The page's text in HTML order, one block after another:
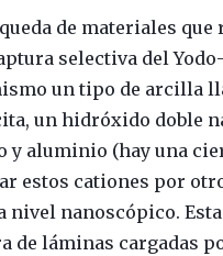
de materiales
selectiva del
un tipo de arcilla
un hidróxido doble
y aluminio (hay una
estos cationes por
nivel nanoscópico.
de láminas cargadas